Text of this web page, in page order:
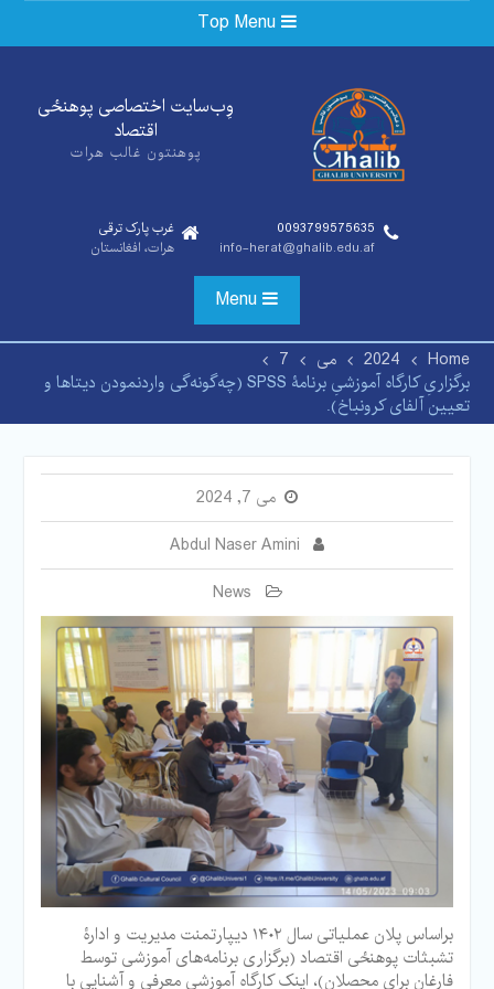
Skip
Top Menu
وِب‌سایت اختصاصی پوهنځی‌
اقتصاد
پوهنتون غالب هرات
0093799575635
info-herat@ghalib.edu.af
غرب پارک ترقی
هرات، افغانستان
Menu
Home
2024 می
7
برگزاریِ کارگاه آموزشیِ برنامۀ SPSS (چه‌گونه‌گی وارد‌نمودن دیتاها و
تعیین آلفای کرونباخ).
می 7, 2024
Abdul Naser Amini
News
براساس پلان عملیاتی سال ۱۴۰۲ دیپارتمنت مدیریت و ادارۀ
تشبثات پوهنځی اقتصاد (برگزاری برنامه‌های آموزشی توسط
فارغان برای محصلان)، اینک کارگاه آموزشی معرفی و آشنایی با